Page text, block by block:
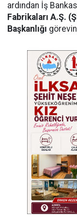
ardından İş
Fabrikaları A.Ş.
Başkanlığı